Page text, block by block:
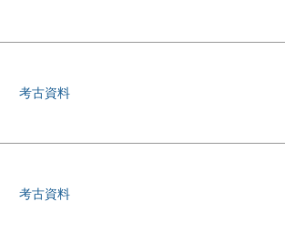
考古資料
考古資料